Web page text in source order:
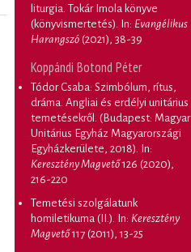
liturgia. Tokár Imola könyve
(könyvismertetés) . In: Evangélikus
Harangszó (2021), 38-39
Koppándi Botond Péter
Tódor Csaba: Szimbólum, rítus,
dráma. Angliai és erdélyi unitárius
temetésekről. (Budapest: Magyar
Unitárius Egyház Magyarországi
Egyházkerülete, 2018). In:
Keresztény Magvető126 (2020),
216-220
Temetési szolgálatunk
homiletikuma (II.). In: Keresztény
Magvető117 (2011), 13-25